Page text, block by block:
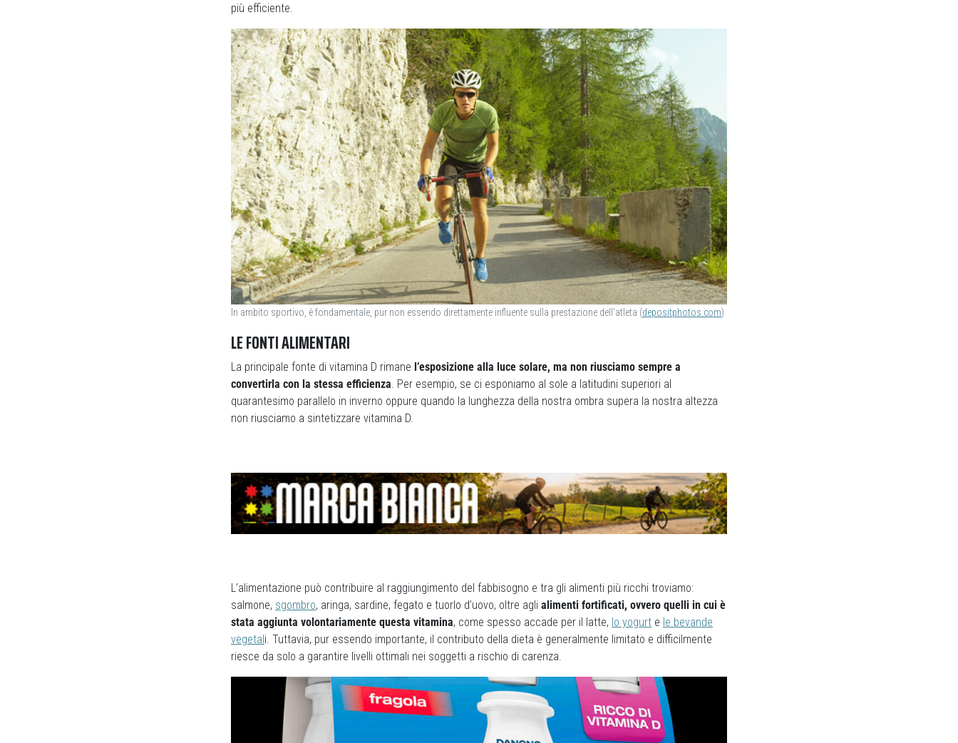
più efficiente.
In ambito sportivo, è fondamentale, pur non essendo direttamente influente sulla prestazione dell’atleta (depositphotos.com)
LE FONTI ALIMENTARI
La principale fonte di vitamina D rimane l’esposizione alla luce solare, ma non riusciamo sempre a
convertirla con la stessa efficienza. Per esempio, se ci esponiamo al sole a latitudini superiori al
quarantesimo parallelo in inverno oppure quando la lunghezza della nostra ombra supera la nostra altezza
non riusciamo a sintetizzare vitamina D.
L’alimentazione può contribuire al raggiungimento del fabbisogno e tra gli alimenti più ricchi troviamo:
salmone, sgombro, aringa, sardine, fegato e tuorlo d’uovo, oltre agli alimenti fortificati, ovvero quelli in cui è
stata aggiunta volontariamente questa vitamina, come spesso accade per il latte, lo yogurt e le bevande
vegetal i. Tuttavia, pur essendo importante, il contributo della dieta è generalmente limitato e difficilmente
riesce da solo a garantire livelli ottimali nei soggetti a rischio di carenza.